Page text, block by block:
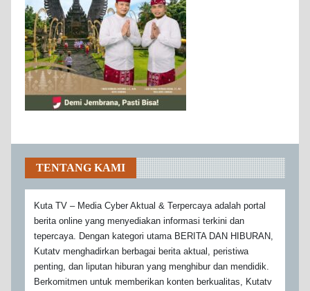
TENTANG KAMI
Kuta TV – Media Cyber Aktual & Terpercaya adalah portal
berita online yang menyediakan informasi terkini dan
tepercaya. Dengan kategori utama BERITA DAN HIBURAN,
Kutatv menghadirkan berbagai berita aktual, peristiwa
penting, dan liputan hiburan yang menghibur dan mendidik.
Berkomitmen untuk memberikan konten berkualitas, Kutatv